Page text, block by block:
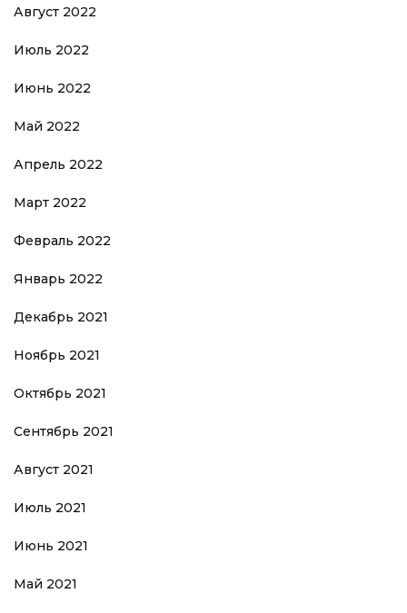
Август 2022
Июль 2022
Июнь 2022
Май 2022
Апрель 2022
Март 2022
Февраль 2022
Январь 2022
Декабрь 2021
Ноябрь 2021
Октябрь 2021
Сентябрь 2021
Август 2021
Июль 2021
Июнь 2021
Май 2021